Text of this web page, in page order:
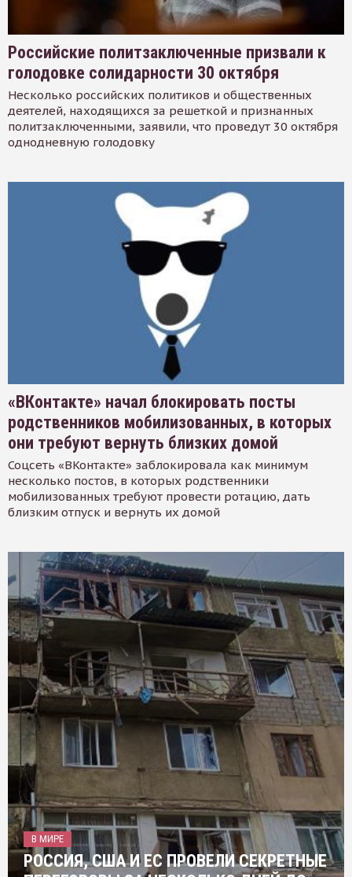
Российские политзаключенные призвали к
голодовке солидарности 30 октября
Несколько российских политиков и общественных
деятелей, находящихся за решеткой и признанных
политзаключенными, заявили, что проведут 30 октября
однодневную голодовку
«ВКонтакте» начал блокировать посты
родственников мобилизованных, в которых
они требуют вернуть близких домой
Соцсеть «ВКонтакте» заблокировала как минимум
несколько постов, в которых родственники
мобилизованных требуют провести ротацию, дать
близким отпуск и вернуть их домой
В МИРЕ
РОССИЯ, США И ЕС ПРОВЕЛИ СЕКРЕТНЫЕ